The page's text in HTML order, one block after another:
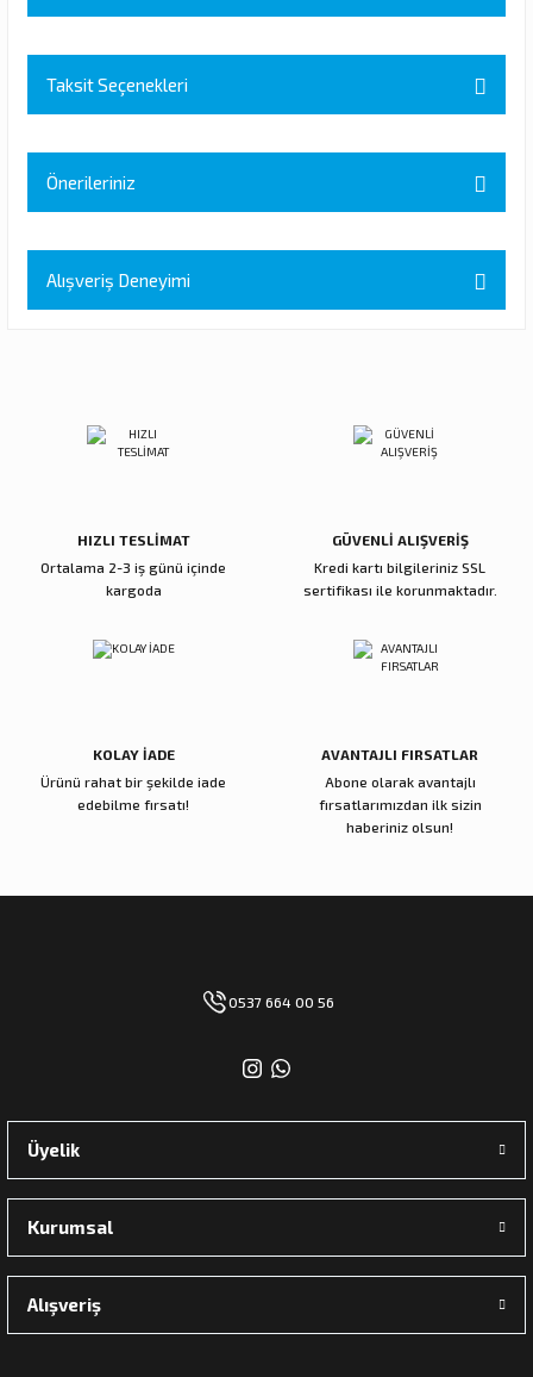
Yorum Yaz
Ürün hakkında henüz soru sorulmamış.
Soru Sor
Taksit Seçenekleri
Önerileriniz
tarafımıza iletebilirsiniz.
Görüş ve önerileriniz için teşekkür ederiz.
Ürün bilgilerinde hatalar bulunuyor.
Alışveriş Deneyimi
HIZLI TESLİMAT
Ortalama 2-3 iş günü içinde
kargoda
GÜVENLİ ALIŞVERİŞ
Kredi kartı bilgileriniz SSL
sertifikası ile korunmaktadır.
KOLAY İADE
Ürünü rahat bir şekilde iade
edebilme fırsatı!
AVANTAJLI FIRSATLAR
Abone olarak avantajlı
fırsatlarımızdan ilk sizin
haberiniz olsun!
0537 664 00 56
Üyelik
Kurumsal
Alışveriş